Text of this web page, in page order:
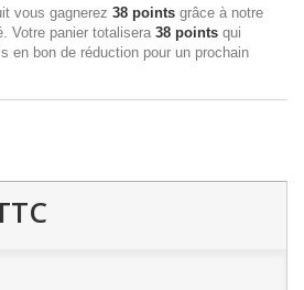
vous gagnerez 38 points grâce à notre
Votre panier totalisera 38 points qui
en bon de réduction pour un prochain